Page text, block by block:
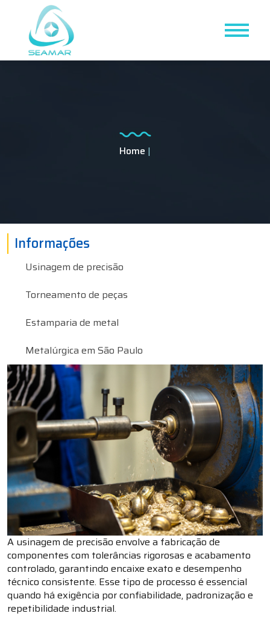
Home |
Informações
Usinagem de precisão
Torneamento de peças
Estamparia de metal
Metalúrgica em São Paulo
A usinagem de precisão envolve a fabricação de
componentes com tolerâncias rigorosas e acabamento
controlado, garantindo encaixe exato e desempenho
técnico consistente. Esse tipo de processo é essencial
quando há exigência por confiabilidade, padronização e
repetibilidade industrial.